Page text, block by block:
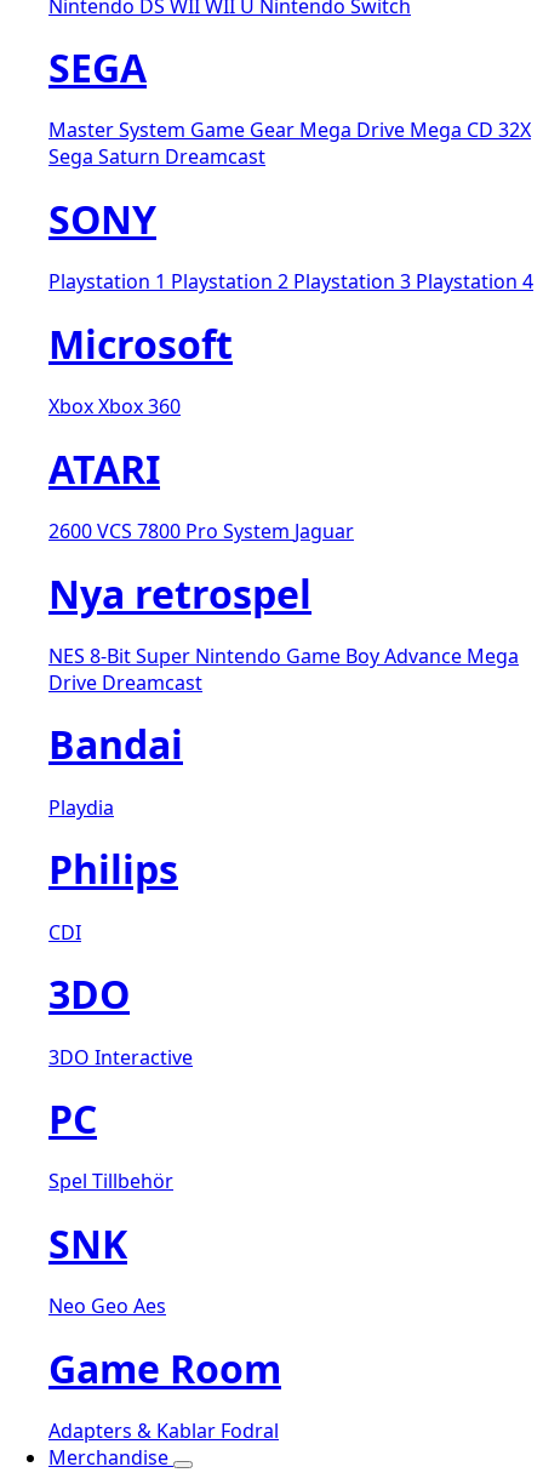
Nintendo DS WIIWII U Nintendo Switch
SEGA
Master System Game Gear Mega Drive Mega CD 32X
Sega Saturn Dreamcast
SONY
Playstation 1 Playstation 2 Playstation 3 Playstation 4
Microsoft
XboxXbox 360
ATARI
2600 VCS 7800 Pro System Jaguar
Nya retrospel
NES 8-BitSuper Nintendo Game Boy Advance Mega
Drive Dreamcast
Bandai
Playdia
Philips
CDI
3DO
3DO Interactive
PC
Spel Tillbehör
SNK
Neo Geo Aes
Game Room
Adapters & Kablar Fodral
Merchandise